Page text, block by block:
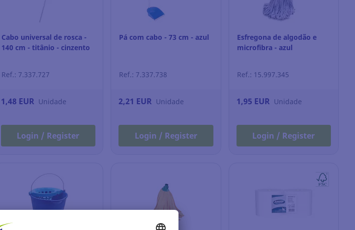
Cabo universal de rosca -
140 cm - titânio - cinzento
Ref.: 7.337.727
1,48 EUR Unidade
Login / Register
Pá com cabo - 73 cm - azul
Ref.: 7.337.738
2,21 EUR Unidade
Login / Register
Esfregona de algodão e
microfibra - azul
Ref.: 15.997.345
1,95 EUR Unidade
Login / Register